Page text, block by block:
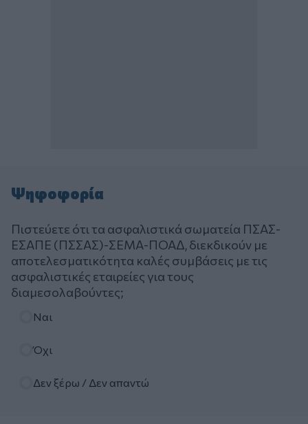
Ψηφοφορία
Πιστεύετε ότι τα ασφαλιστικά σωματεία ΠΣΑΣ-
ΕΣΑΠΕ (ΠΣΣΑΣ)-ΣΕΜΑ-ΠΟΑΔ, διεκδικούν με
αποτελεσματικότητα καλές συμβάσεις με τις
ασφαλιστικές εταιρείες για τους
διαμεσολαβούντες;
Ναι
Όχι
Δεν ξέρω / Δεν απαντώ